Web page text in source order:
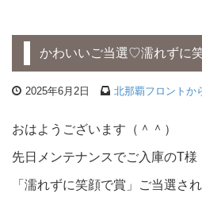
かわいいご当選♡濡れずに
2025年6月2日 北那覇フロントか
おはようございます（＾＾）
先日メンテナンスでご入庫のT様
「濡れずに笑顔で賞」ご当選さ